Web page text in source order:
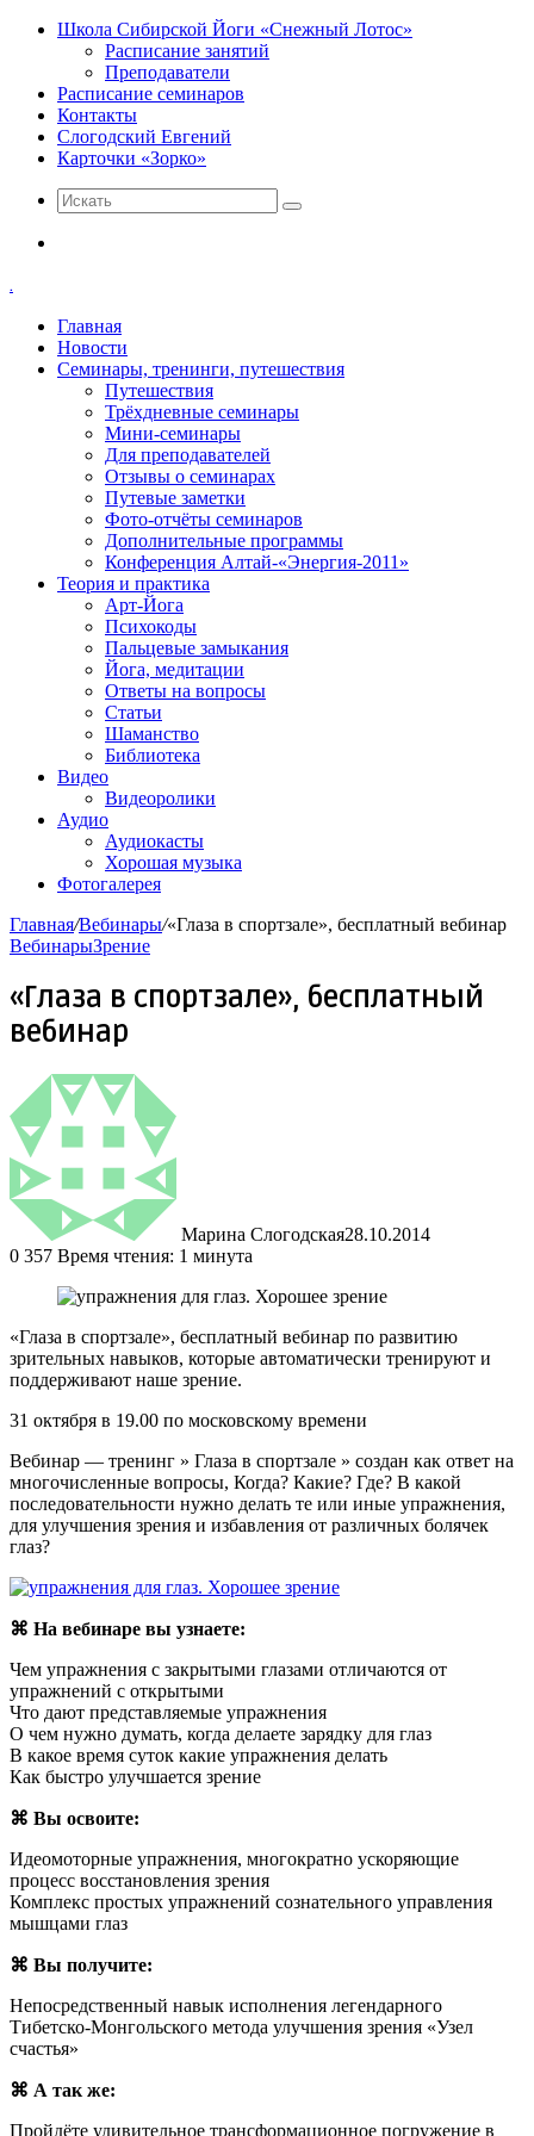
Школа Сибирской Йоги «Снежный Лотос»
Расписание занятий
Преподаватели
Расписание семинаров
Контакты
Слогодский Евгений
Карточки «Зорко»
Искать
.
Главная
Новости
Семинары, тренинги, путешествия
Путешествия
Трёхдневные семинары
Мини-семинары
Для преподавателей
Отзывы о семинарах
Путевые заметки
Фото-отчёты семинаров
Дополнительные программы
Конференция Алтай-«Энергия-2011»
Теория и практика
Арт-Йога
Психокоды
Пальцевые замыкания
Йога, медитации
Ответы на вопросы
Статьи
Шаманство
Библиотека
Видео
Видеоролики
Аудио
Аудиокасты
Хорошая музыка
Фотогалерея
Главная/Вебинары/«Глаза в спортзале», бесплатный вебинар
ВебинарыЗрение
«Глаза в спортзале», бесплатный
вебинар
Марина Слогодская28.10.2014
0 357 Время чтения: 1 минута
«Глаза в спортзале», бесплатный вебинар по развитию
зрительных навыков, которые автоматически тренируют и
поддерживают наше зрение.
31 октября в 19.00 по московскому времени
Вебинар — тренинг » Глаза в спортзале » создан как ответ на
многочисленные вопросы, Когда? Какие? Где? В какой
последовательности нужно делать те или иные упражнения,
для улучшения зрения и избавления от различных болячек
глаз?
⌘ На вебинаре вы узнаете:
Чем упражнения с закрытыми глазами отличаются от
упражнений с открытыми
Что дают представляемые упражнения
О чем нужно думать, когда делаете зарядку для глаз
В какое время суток какие упражнения делать
Как быстро улучшается зрение
⌘ Вы освоите:
Идеомоторные упражнения, многократно ускоряющие
процесс восстановления зрения
Комплекс простых упражнений сознательного управления
мышцами глаз
⌘ Вы получите:
Непосредственный навык исполнения легендарного
Тибетско-Монгольского метода улучшения зрения «Узел
счастья»
⌘ А так же:
Пройдёте удивительное трансформационное погружение в